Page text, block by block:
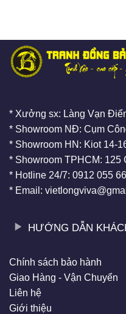
* Xưởng sx: Làng Vạn
* Showroom NĐ: Cụm
* Showroom HN: Kiot 14-
* Showroom TPHCM: 125
* Hotline 24/7: 0912 055
* Email:
HƯỚNG DẪN
Chính sách bảo hành
Giao Hàng - Vận Chuyển
Liên hệ
Giới thiệu